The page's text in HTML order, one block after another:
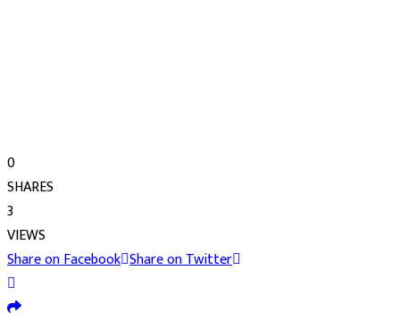
0
SHARES
3
VIEWS
Share on Facebook Share on Twitter